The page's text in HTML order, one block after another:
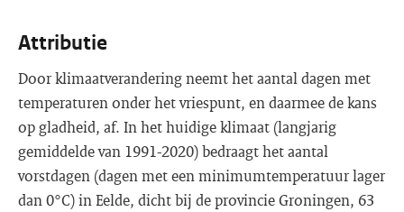
Attributie
Door klimaatverandering neemt het aantal dagen met
temperaturen onder het vriespunt, en daarmee de kans
op gladheid, af. In het huidige klimaat (langjarig
gemiddelde van 1991-2020) bedraagt het aantal
vorstdagen (dagen met een minimumtemperatuur lager
dan 0°C) in Eelde, dicht bij de provincie Groningen, 63